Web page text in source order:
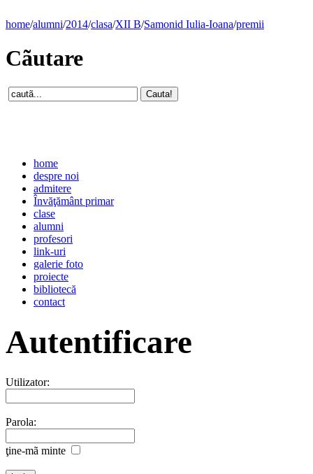
home/alumni/2014/clasa/XII B/Samonid Iulia-Ioana/premii
Cãutare
home
despre noi
admitere
Învăţământ primar
clase
alumni
profesori
link-uri
galerie foto
proiecte
bibliotecă
contact
Autentificare
Utilizator:
Parola:
ţine-mã minte